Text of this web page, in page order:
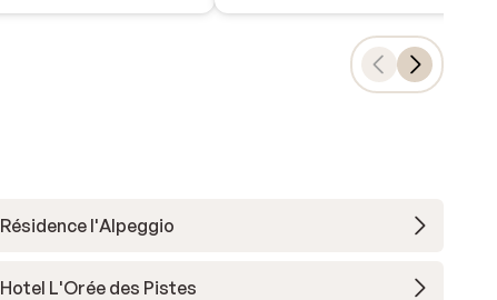
Résidence l'Alpeggio
Hotel L'Orée des Pistes